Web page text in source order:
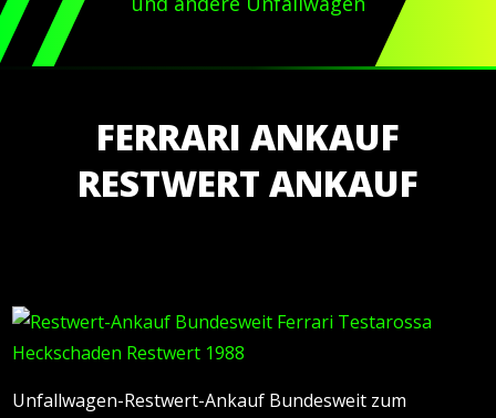
FERRARI ANKAUF
RESTWERT ANKAUF
Unfallwagen-Restwert-Ankauf Bundesweit zum